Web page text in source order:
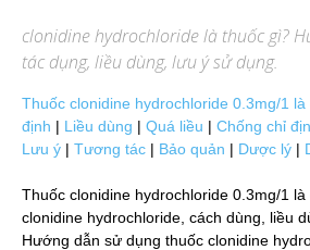
clonidine hydrochloridelà thuốc gì?
tác dụng, liều dùng, lưu ý sử dụng.
Thuốc clonidine hydrochloride 0.3mg/1 là
định | Liều dùng | Quá liều | Chống chỉ
Lưu ý | Tương tác | Bảo quản | Dược lý |
Thuốc clonidine hydrochloride 0.3mg/1
clonidine hydrochloride, cách dùng, liều
Hướng dẫn sử dụng thuốc clonidine